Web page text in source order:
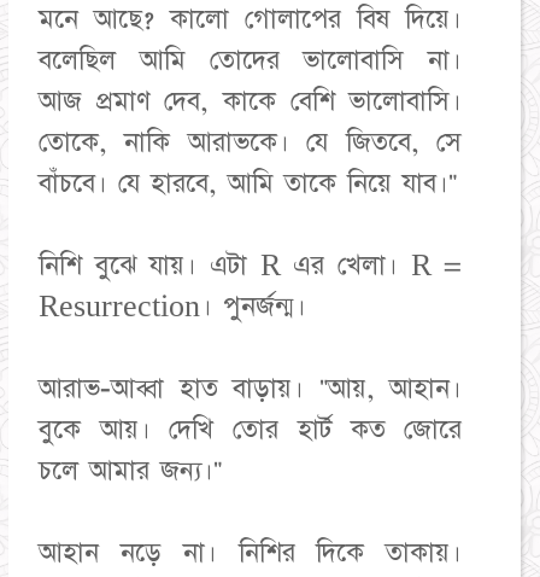
মনে আছে? কালো গোলাপের বিষ দিয়ে।
বলেছিল আমি তোদের ভালোবাসি না।
আজ প্রমাণ দেব, কাকে বেশি ভালোবাসি।
তোকে, নাকি আরাভকে। যে জিতবে, সে
বাঁচবে। যে হারবে, আমি তাকে নিয়ে যাব।"
নিশি বুঝে যায়। এটা R এর খেলা। R =
Resurrection। পুনর্জন্ম।
আরাভ-আব্বা হাত বাড়ায়। "আয়, আহান।
বুকে আয়। দেখি তোর হার্ট কত জোরে
চলে আমার জন্য।"
আহান নড়ে না। নিশির দিকে তাকায়।